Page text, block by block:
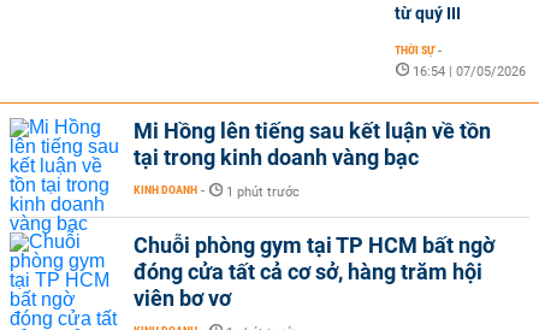
từ quý III
THỜI SỰ -
16:54 | 07/05/2026
Mi Hồng lên tiếng sau kết luận về tồn
tại trong kinh doanh vàng bạc
KINH DOANH - 1 phút trước
Chuỗi phòng gym tại TP HCM bất ngờ
đóng cửa tất cả cơ sở, hàng trăm hội
viên bơ vơ